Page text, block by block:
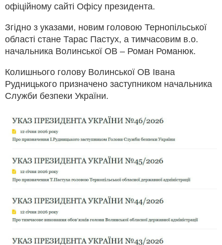
офіційному сайті Офісу президента.
Згідно з указами, новим головою Тернопільської
області стане Тарас Пастух, а тимчасовим в.о.
начальника Волинської ОВ – Роман Романюк.
Колишнього голову Волинської ОВ Івана
Рудницького призначено заступником начальника
Служби безпеки України.